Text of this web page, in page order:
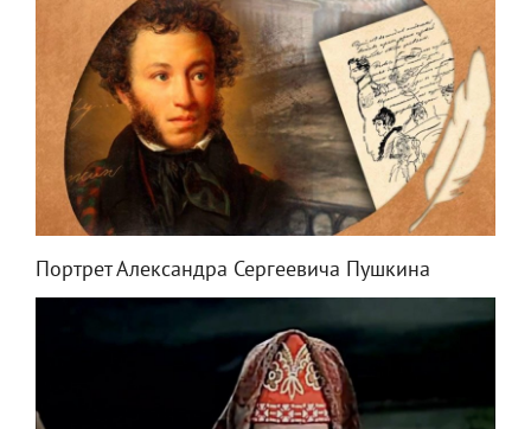
Портрет Александра Сергеевича Пушкина